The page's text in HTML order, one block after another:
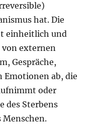
hat. Die
einheitlich und
externen
Gespräche,
Emotionen ab, die
oder
des Sterbens
Menschen.